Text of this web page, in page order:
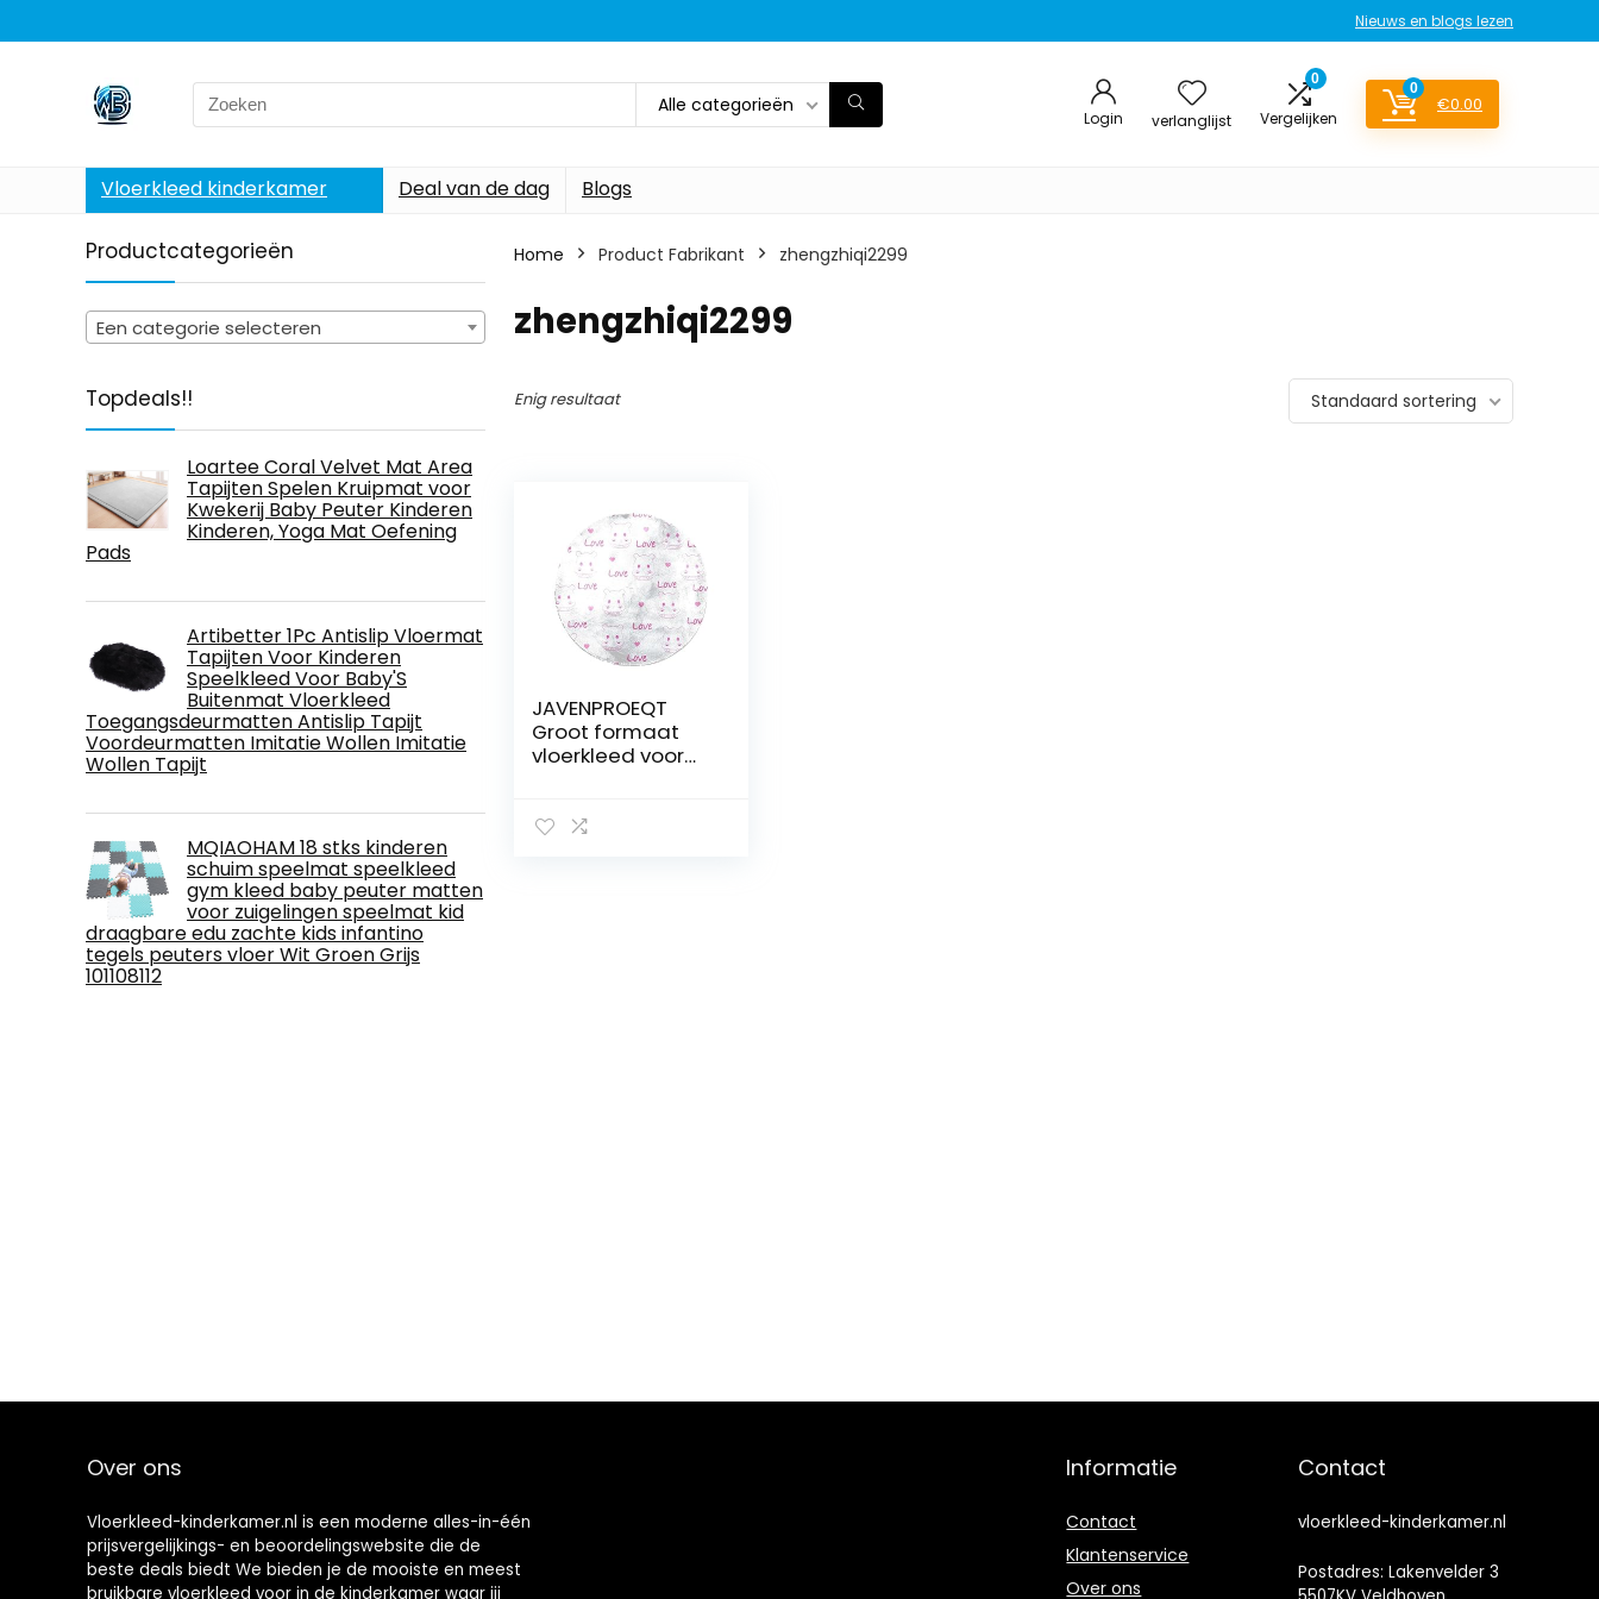
Nieuws en blogs lezen
Search
for:
Alle categorieën
Login verlanglijst
0
Vergelijken
0
€0.00
Vloerkleed kinderkamer Deal van de dag Blogs
Productcategorieën
Een categorie selecteren
Topdeals!!
Loartee Coral Velvet Mat Area
Tapijten Spelen Kruipmat voor
Kwekerij Baby Peuter Kinderen
Kinderen, Yoga Mat Oefening
Pads
Artibetter 1Pc Antislip Vloermat
Tapijten Voor Kinderen
Speelkleed Voor Baby'S
Buitenmat Vloerkleed
Toegangsdeurmatten Antislip Tapijt
Voordeurmatten Imitatie Wollen Imitatie
Wollen Tapijt
MQIAOHAM 18 stks kinderen
schuim speelmat speelkleed
gym kleed baby peuter matten
voor zuigelingen speelmat kid
draagbare edu zachte kids infantino
tegels peuters vloer Wit Groen Grijs
101108112
Home Product Fabrikant ‎zhengzhiqi2299
‎zhengzhiqi2299
Enig resultaat Standaard sortering
JAVENPROEQT
Groot formaat
vloerkleed voor
x 160 cm rond),
Over ons
Vloerkleed-kinderkamer.nl is een moderne alles-in-één
prijsvergelijkings- en beoordelingswebsite die de
beste deals biedt We bieden je de mooiste en meest
bruikbare vloerkleed voor in de kinderkamer waar jij
Informatie
Contact
Klantenservice
Over ons
Contact
vloerkleed-kinderkamer.nl
Postadres: Lakenvelder 3